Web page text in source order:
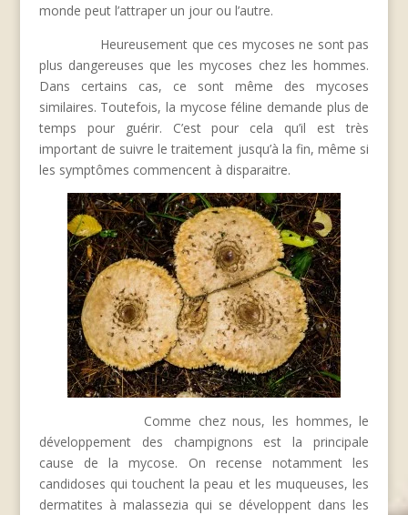
monde peut l’attraper un jour ou l’autre.
Heureusement que ces mycoses ne sont pas
plus dangereuses que les mycoses chez les hommes.
Dans certains cas, ce sont même des mycoses
similaires. Toutefois, la mycose féline demande plus de
temps pour guérir. C’est pour cela qu’il est très
important de suivre le traitement jusqu’à la fin, même si
les symptômes commencent à disparaitre.
Comme chez nous, les hommes, le
développement des champignons est la principale
cause de la mycose. On recense notamment les
candidoses qui touchent la peau et les muqueuses, les
dermatites à malassezia qui se développent dans les